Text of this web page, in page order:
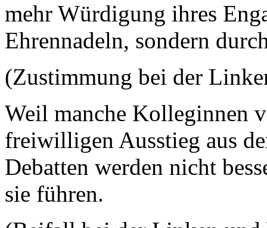
mehr Würdigung ihres
Ehrennadeln, sondern
(Zustimmung bei der
Weil manche Kolleginnen
freiwilligen Ausstieg aus
Debatten werden nicht
sie führen.